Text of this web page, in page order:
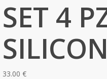
SET 4
33.00 €